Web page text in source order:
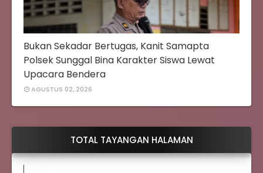
Bukan Sekadar Bertugas, Kanit Samapta
Polsek Sunggal Bina Karakter Siswa Lewat
Upacara Bendera
AGUSTUS 02, 2026
TOTAL TAYANGAN HALAMAN